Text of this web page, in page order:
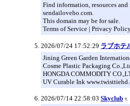
Find information, resources
sendailoveho.com.
This domain may be for sale.
Terms of Service | Privacy
2026/07/24 17:52:29 ラブホ
Jining Green Garden
Cosme Plastic Packaging
HONGDA COMMODITY
UV Curable Ink
2026/07/14 22:58:03 Skyclub